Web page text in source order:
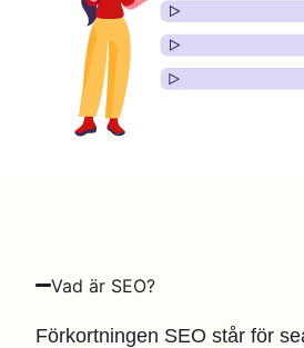
Vad är SEO?
Förkortningen SEO står för